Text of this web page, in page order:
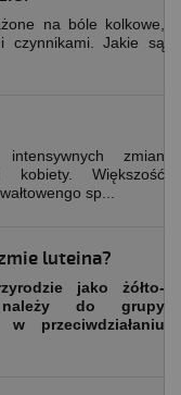
na bóle kolkowe,
czynnikami. Jakie są
zmian
kobiety. Większość
sp...
luteina?
jako żółto-
należy do grupy
przeciwdziałaniu